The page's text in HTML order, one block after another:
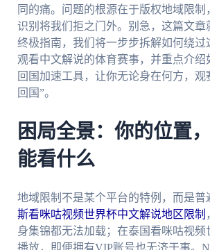
同的痛。问题的根源在于版权地域限制
识别将我们拒之门外。别急，这篇文章
终极指南，我们将一步步拆解如何绕过
观看中文解说的体育赛事，并重点介绍
回国加速工具，让你无论身在何方，观
回国”。
困局全景：你的位置
能看什么
地域限制不是某个平台的特例，而是普
斯看咪咕视频世界杯中文解说地区限制
身集锦都无法加载；在泰国看咪咕视频
播放，即便拥有VIP账号也无济于事。